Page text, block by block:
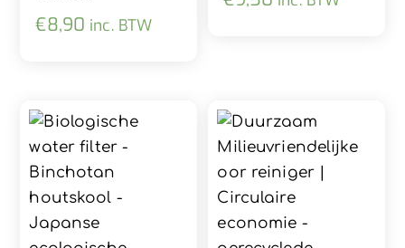
€8,90 inc. BTW